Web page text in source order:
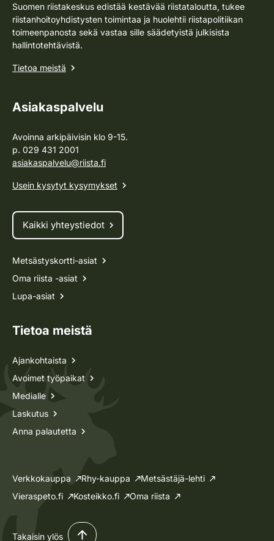
Suomen riistakeskus edistää kestävää riistataloutta, tukee
riistanhoitoyhdistysten toimintaa ja huolehtii riistapolitiikan
toimeenpanosta sekä vastaa sille säädetyistä julkisista
hallintotehtävistä.
Tietoa meistä
Asiakaspalvelu
Avoinna arkipäivisin klo 9-15.
p. 029 431 2001
asiakaspalvelu@riista.fi
Usein kysytyt kysymykset
Kaikki yhteystiedot
Metsästyskortti-asiat
Oma riista -asiat
Lupa-asiat
Tietoa meistä
Ajankohtaista
Avoimet työpaikat
Medialle
Laskutus
Anna palautetta
Verkkokauppa Rhy-kauppa
Metsästäjä-lehti
Vieraspeto.fi
Kosteikko.fi Oma riista
Takaisin ylös